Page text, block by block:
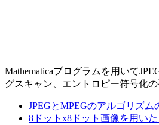
Mathematicaプログラムを用いて
グスキャン、エントロピー符号化
JPEGとMPEGのアルゴリズム
8ドットx8ドット画像を用いた